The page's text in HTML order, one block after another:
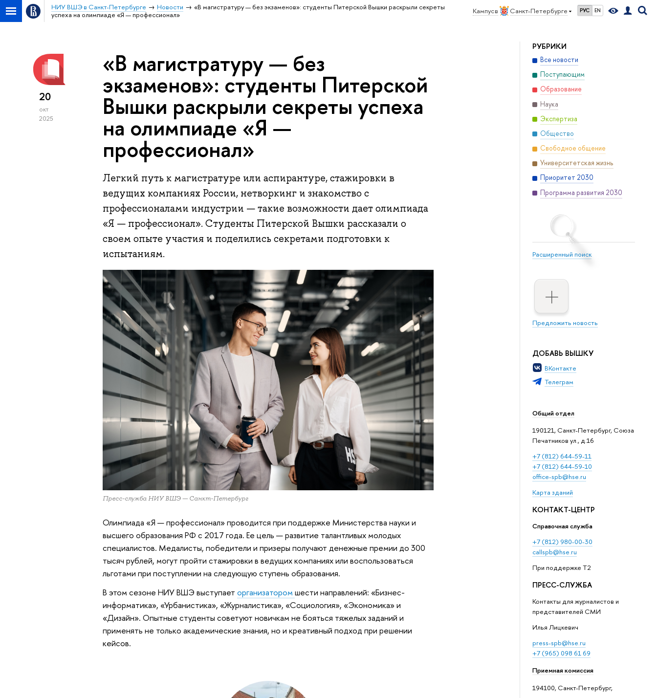
Кампус в Санкт-Петербурге РУС EN
НИУ ВШЭ в Санкт-Петербурге Новости
«В магистратуру — без экзаменов»: студенты Питерской Вышки раскрыли секреты
успеха на олимпиаде «Я — профессионал»
РУБРИКИ
Все новости
Поступающим
Образование
Наука
Экспертиза
Общество
Свободное общение
Университетская жизнь
Приоритет 2030
Программа развития 2030
Расширенный поиск
Предложить новость
ДОБАВЬ ВЫШКУ
ВКонтакте
Телеграм
Общий отдел
190121, Санкт-Петербург, Союза
Печатников ул., д.16
+7 (812) 644-59-11
+7 (812) 644-59-10
office-spb@hse.ru
Карта зданий
КОНТАКТ-ЦЕНТР
Справочная служба
+7 (812) 980-00-30
callspb@hse.ru
При поддержке T2
ПРЕСС-СЛУЖБА
Контакты для журналистов и
представителей СМИ
Илья Лицкевич
press-spb@hse.ru
+7 (965) 098 61 69
Приемная комиссия
194100, Санкт-Петербург,
20
окт
2025
«В магистратуру — без
экзаменов»: студенты Питерской
Вышки раскрыли секреты успеха
на олимпиаде «Я —
профессионал»
Легкий путь к магистратуре или аспирантуре, стажировки в
ведущих компаниях России, нетворкинг и знакомство с
профессионалами индустрии — такие возможности дает олимпиада
«Я — профессионал». Студенты Питерской Вышки рассказали о
своем опыте участия и поделились секретами подготовки к
испытаниям.
Пресс-служба НИУ ВШЭ — Санкт-Петербург
Олимпиада «Я — профессионал» проводится при поддержке Министерства науки и
высшего образования РФ с 2017 года. Ее цель — развитие талантливых молодых
специалистов. Медалисты, победители и призеры получают денежные премии до 300
тысяч рублей, могут пройти стажировки в ведущих компаниях или воспользоваться
льготами при поступлении на следующую ступень образования.
В этом сезоне НИУ ВШЭ выступает организатором шести направлений: «Бизнес-
информатика», «Урбанистика», «Журналистика», «Социология», «Экономика» и
«Дизайн». Опытные студенты советуют новичкам не бояться тяжелых заданий и
применять не только академические знания, но и креативный подход при решении
кейсов.